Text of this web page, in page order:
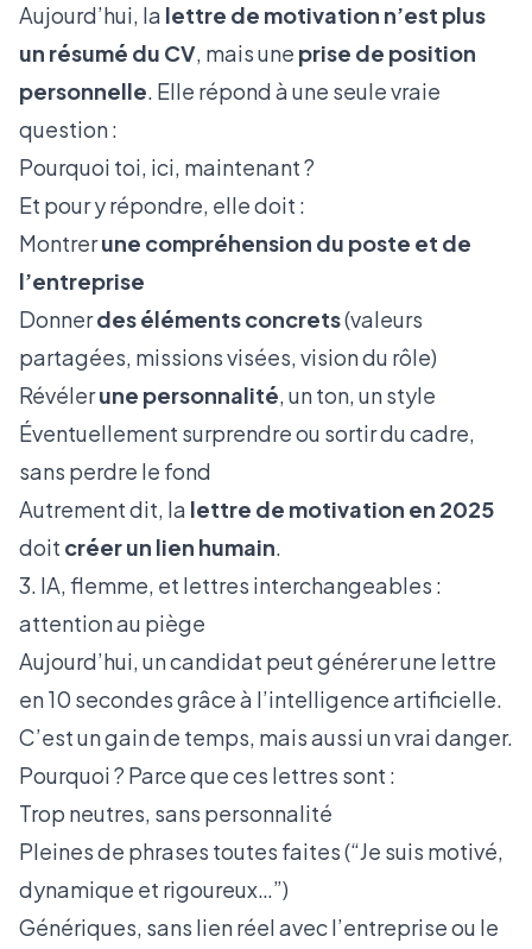
Aujourd’hui, la lettre de motivation n’est plus
un résumé du CV, mais une prise de position
personnelle. Elle répond à une seule vraie
question :
Pourquoi toi, ici, maintenant ?
Et pour y répondre, elle doit :
Montrerune compréhension du poste et de
l’entreprise
Donnerdes éléments concrets(valeurs
partagées, missions visées, vision du rôle)
Révélerune personnalité, un ton, un style
Éventuellement surprendre ou sortir du cadre,
sans perdre le fond
Autrement dit, la lettre de motivation en 2025
doit créer un lien humain.
3. IA, flemme, et lettres interchangeables :
attention au piège
Aujourd’hui, un candidat peut générer une lettre
en 10 secondes grâce à l’intelligence artificielle.
C’est un gain de temps, mais aussi un vrai danger.
Pourquoi ? Parce que ces lettres sont :
Trop neutres, sans personnalité
Pleines de phrases toutes faites (“Je suis motivé,
dynamique et rigoureux…”)
Génériques, sans lien réel avec l’entreprise ou le